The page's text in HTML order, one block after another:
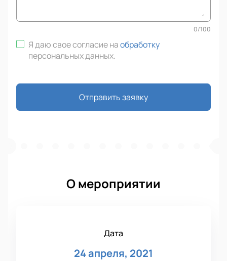
0/100
Я даю свое согласие наобработку
персональных данных.
Отправить заявку
О мероприятии
Дата
24 апреля, 2021